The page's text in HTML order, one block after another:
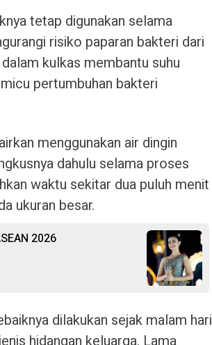
tetap digunakan selama
risiko paparan bakteri dari
kulkas membantu suhu
pertumbuhan bakteri
menggunakan air dingin
dahulu selama proses
waktu sekitar dua puluh menit
ukuran besar.
2026
dilakukan sejak malam hari